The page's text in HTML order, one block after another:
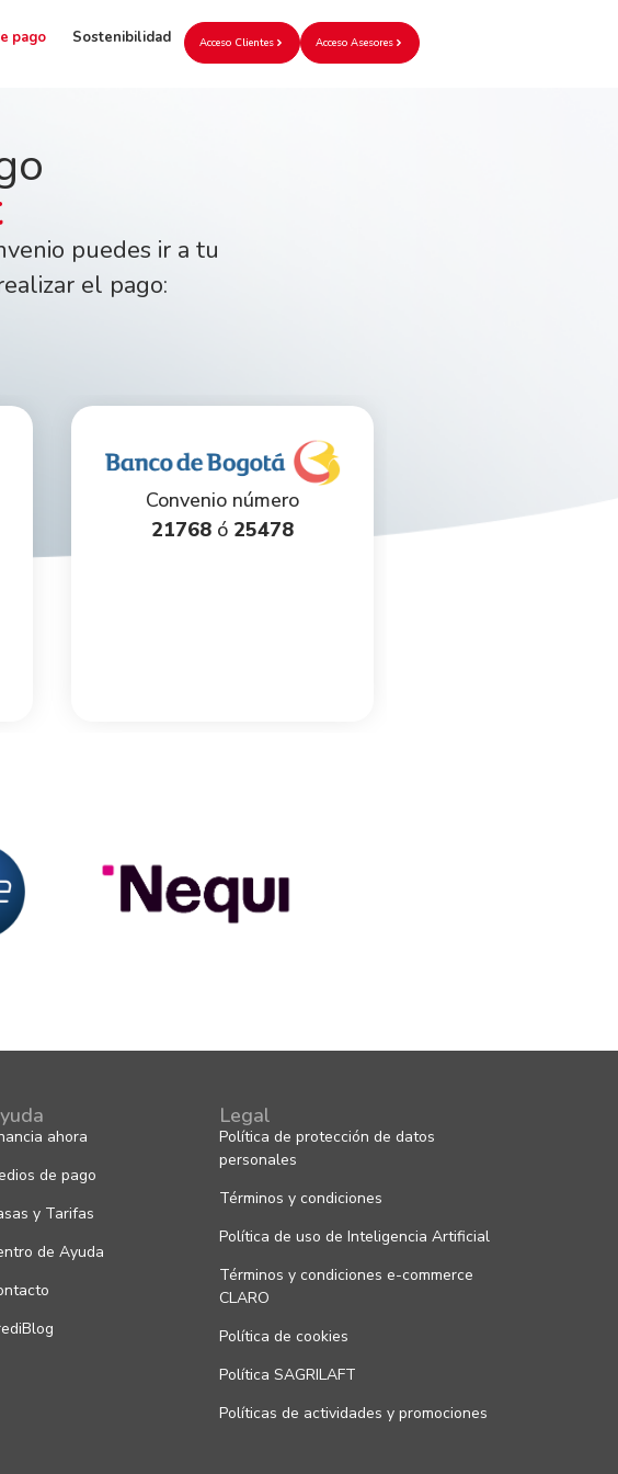
pago Sostenibilidad Acceso Clientes Acceso Asesores
puedes ir a tu
el pago:
Convenio número
21768ó 25478
ahora
de pago
y Tarifas
de Ayuda
Legal
Política de protección de datos
personales
Términos y condiciones
Política de uso de Inteligencia Artificial
Términos y condiciones e-commerce
CLARO
Política de cookies
Política SAGRILAFT
Políticas de actividades y promociones